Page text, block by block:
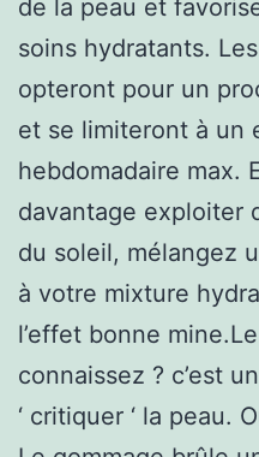
de la peau et
soins hydratants.
opteront pour un
et se limiteront à un
hebdomadaire max.
davantage exploiter
du soleil, mélangez
à votre mixture
l’effet bonne
connaissez ? c’est
‘ critiquer ‘ la peau.